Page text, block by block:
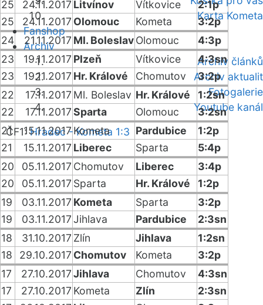
Karta Kometa
Fanshop
Archiv
Archiv článků
Archiv aktualit
Fotogalerie
Youtube kanál
ČF1:Hradec - Kometa 1:3
25 24.11.2017 Litvínov Vítkovice
2:1p
25
24.11.2017 Olomouc Kometa
3:2p
24
21.11.2017 Ml. BoleslavOlomouc
4:3p
23
19.11.2017 Plzeň Vítkovice
4:3sn
23
19.11.2017 Hr. Králové Chomutov
3:2p
22
17.11.2017 Ml. Boleslav Hr. Králové
1:2sn
22
17.11.2017Sparta Olomouc
3:2sn
21
15.11.2017Kometa Pardubice
1:2p
21
15.11.2017 Liberec Sparta
5:4p
20
05.11.2017 Chomutov Liberec
3:4p
20
05.11.2017 Sparta Hr. Králové
1:2p
19
03.11.2017 Kometa Sparta
3:2p
19
03.11.2017Jihlava Pardubice
2:3sn
18
31.10.2017 Zlín Jihlava
1:2sn
18
29.10.2017 Chomutov Kometa
3:2p
17
27.10.2017Jihlava Chomutov
4:3sn
17
27.10.2017 Kometa Zlín
2:3sn